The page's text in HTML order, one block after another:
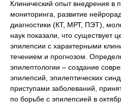
Клинический опыт внедрения в
мониторинга, развитие
диагностики (КТ, МРТ, ПЭТ),
наук показали, что существует
эпилепсии с характерными
течением и прогнозом.
эпилептологии – создание
эпилепсий, эпилептических
приступами заболеваний,
по борьбе с эпилепсией в